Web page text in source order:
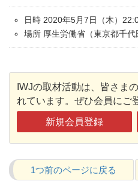
日時 2020年5月7日（木）
場所 厚生労働省（東京都千代
IWJの取材活動は、皆さま
れています。ぜひ会員にご
新規会員登録
1つ前のページに戻る